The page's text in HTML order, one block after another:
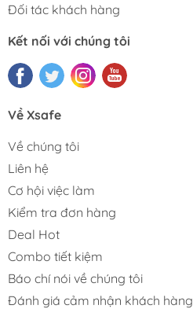
Đối tác khách hàng
Kết nối với chúng tôi
Về Xsafe
Về chúng tôi
Liên hệ
Cơ hội việc làm
Kiểm tra đơn hàng
Deal Hot
Combo tiết kiệm
Báo chí nói về chúng tôi
Đánh giá cảm nhận khách hàng